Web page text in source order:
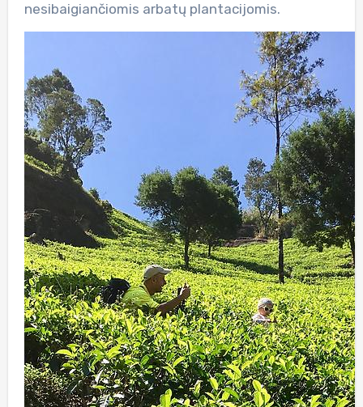
nesibaigiančiomis arbatų plantacijomis.